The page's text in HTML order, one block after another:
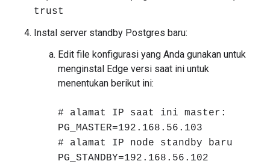
trust
Instal server standby Postgres baru:
Edit file konfigurasi yang Anda gunakan untuk
menginstal Edge versi saat ini untuk
menentukan berikut ini:
# alamat IP saat ini master:
PG_MASTER=192.168.56.103
# alamat IP node standby baru
PG_STANDBY=192.168.56.102